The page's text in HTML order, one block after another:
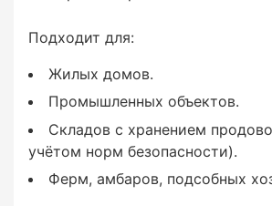
Способ
Шторм Ультра от
Подходит для:
Жилых домов.
Промышленных объектов.
Складов с хранением
учётом норм безопасности).
Ферм, амбаров, подсобных